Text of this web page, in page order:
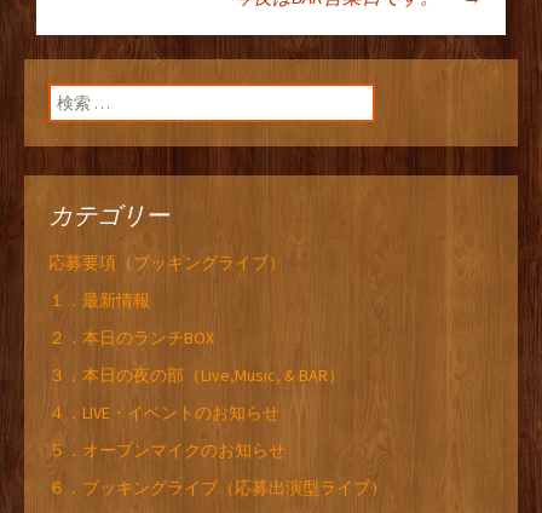
ン
検索:
カテゴリー
応募要項（ブッキングライブ）
１．最新情報
２．本日のランチBOX
３．本日の夜の部（Live,Music, & BAR）
４．LIVE・イベントのお知らせ
５．オープンマイクのお知らせ
６．ブッキングライブ（応募出演型ライブ）